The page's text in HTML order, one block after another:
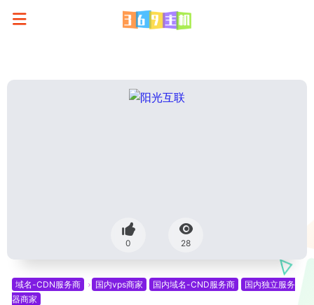
0 28
域名-CDN服务商 国内vps商家 国内域名-CND服务商
国内独立服务
器商家